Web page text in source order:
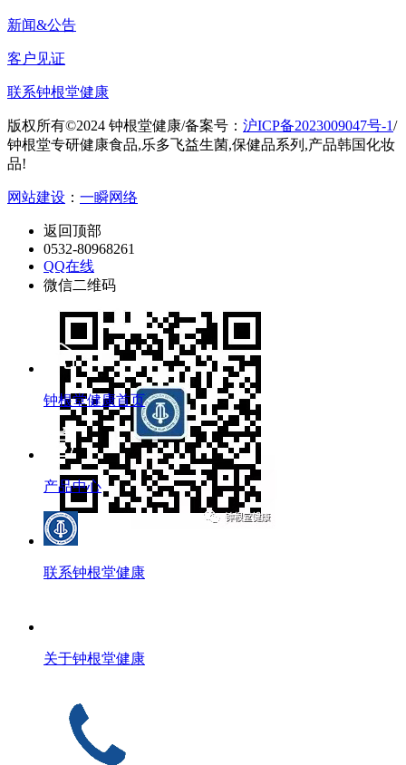
新闻&公告
客户见证
联系钟根堂健康
版权所有©2024 钟根堂健康/备案号： 沪ICP备2023009047号-1/
钟根堂专研健康食品,乐多飞益生菌,保健品系列,产品韩国化妆
品!
网站建设 ： 一瞬网络
返回顶部
0532-80968261
QQ在线
微信二维码
钟根堂健康首页
产品中心
联系钟根堂健康
关于钟根堂健康